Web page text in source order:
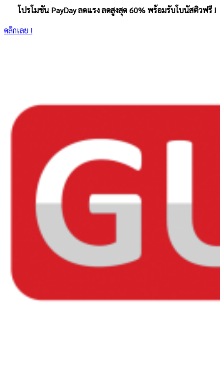
โปรโมชัน PayDay ลดแรง ลดสูงสุด 60% พร้อมรับโบนัสติวฟรี !
คลิกเลย !